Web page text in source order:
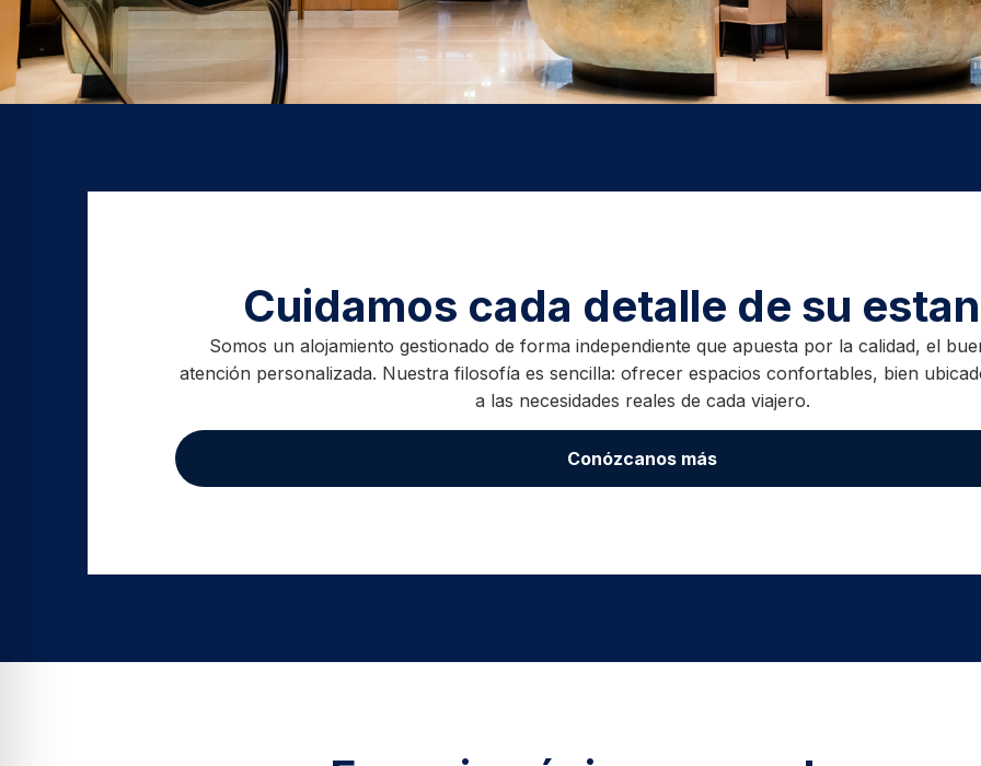
Cuidamos cada detalle de su
Somos un alojamiento gestionado de forma independiente que apuesta por la calidad, el
atención personalizada. Nuestra filosofía es sencilla: ofrecer espacios confortables, bien
a las necesidades reales de cada viajero.
Conózcanos más